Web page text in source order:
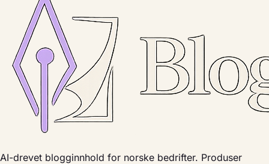
AI-drevet blogginnhold for norske bedrifter. Produser